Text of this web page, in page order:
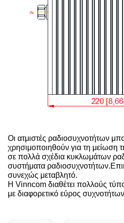
Οι ατμιστές ραδιοσυχνοτήτων
χρησιμοποιηθούν για τη μείωση
σε πολλά σχέδια κυκλωμάτων
συστήματα
συνεχώς μεταβλητό.
Η Vinncom διαθέτει πολλούς
με διαφορετικό εύρος